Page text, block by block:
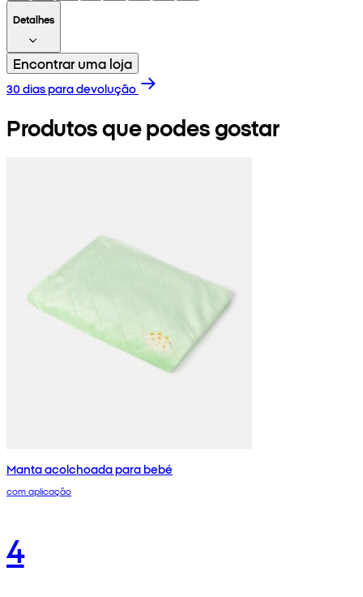
Detalhes
Encontrar uma loja
30 dias para devolução
Produtos que podes gostar
Manta acolchoada para bebé
com aplicação
4